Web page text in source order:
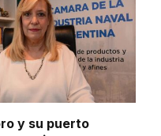
y su puerto